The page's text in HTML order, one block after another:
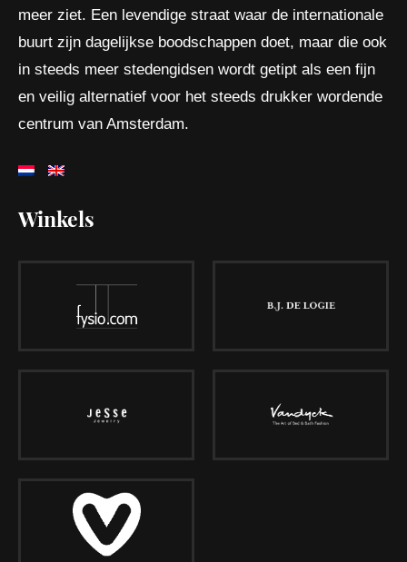
meer ziet. Een levendige straat waar de internationale
buurt zijn dagelijkse boodschappen doet, maar die ook
in steeds meer stedengidsen wordt getipt als een fijn
en veilig alternatief voor het steeds drukker wordende
centrum van Amsterdam.
Winkels